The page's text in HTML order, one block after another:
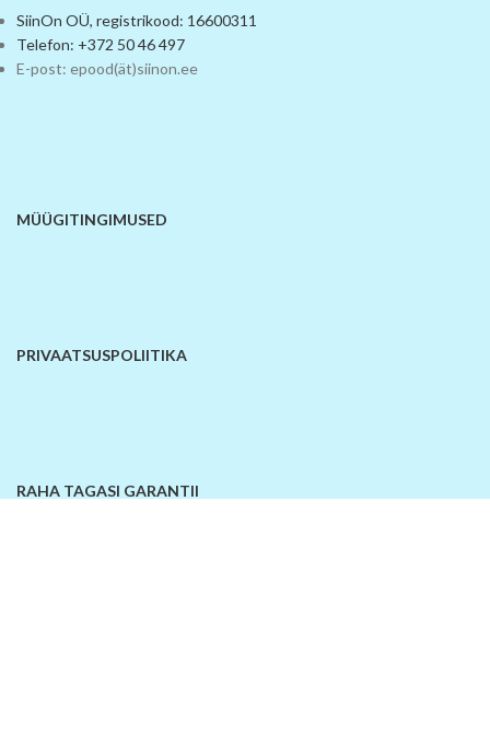
SiinOn OÜ, registrikood: 16600311
Telefon: +372 50 46 497
E-post: epood(ät)siinon.ee
MÜÜGITINGIMUSED
PRIVAATSUSPOLIITIKA
RAHA TAGASI GARANTII